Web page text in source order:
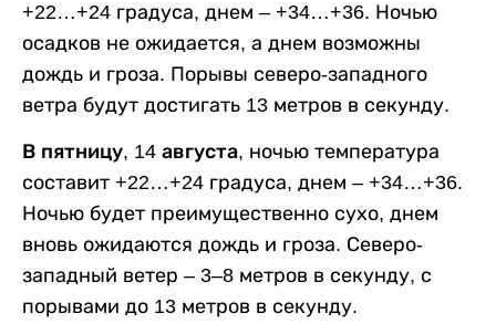
+22…+24 градуса, днем – +34…+36. Ночью
осадков не ожидается, а днем возможны
дождь и гроза. Порывы северо-западного
ветра будут достигать 13 метров в секунду.
В пятницу, 14 августа, ночью температура
составит +22…+24 градуса, днем – +34…+36.
Ночью будет преимущественно сухо, днем
вновь ожидаются дождь и гроза. Северо-
западный ветер – 3–8 метров в секунду, с
порывами до 13 метров в секунду.